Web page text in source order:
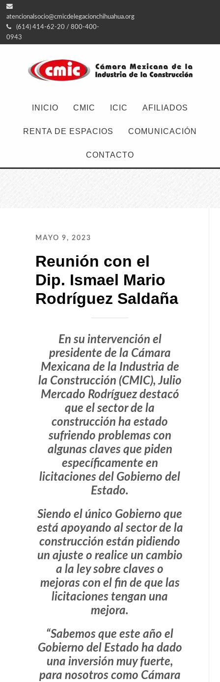
atencionalsocio@cmicdelegacionchihuahua.org
(614) 414-62-20 / 800-400-
0943
INICIO CMIC ICIC AFILIADOS
RENTA DE ESPACIOS COMUNICACIÓN
CONTACTO
MAYO 9, 2023
Reunión con el
Dip. Ismael Mario
Rodríguez Saldaña
En su intervención el
presidente de la Cámara
Mexicana de la Industria de
la Construcción (CMIC), Julio
Mercado Rodríguez destacó
que el sector de la
construcción ha estado
sufriendo problemas con
algunas claves que piden
específicamente en
licitaciones del Gobierno del
Estado.
Siendo el único Gobierno que
está apoyando al sector de la
construcción están pidiendo
un ajuste o realice un cambio
a la ley sobre claves o
mejoras con el fin de que las
licitaciones tengan una
mejora.
“Sabemos que este año el
Gobierno del Estado ha dado
una inversión muy fuerte,
para nosotros como Cámara